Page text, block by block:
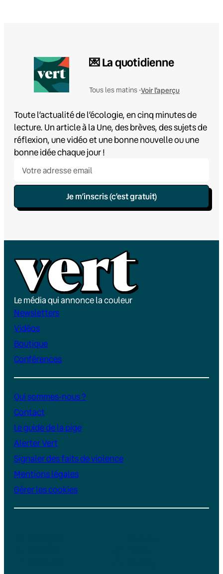
💌 La quotidienne
Tous les matins •Voir l'aperçu
Toute l’actualité de l’écologie, en cinq minutes de
lecture. Un article à la Une, des brèves, des sujets de
réflexion, une vidéo et une bonne nouvelle ou une
bonne idée chaque jour !
Je m’inscris (c’est gratuit)
Le média qui annonce la couleur
Newsletters
Vidéos
Boutique
Conférences
Qui sommes-nous ?
Contact
Le guide de la pige
Alerter Vert
Signaler des faits de violence
Mentions légales
Gérer les cookies